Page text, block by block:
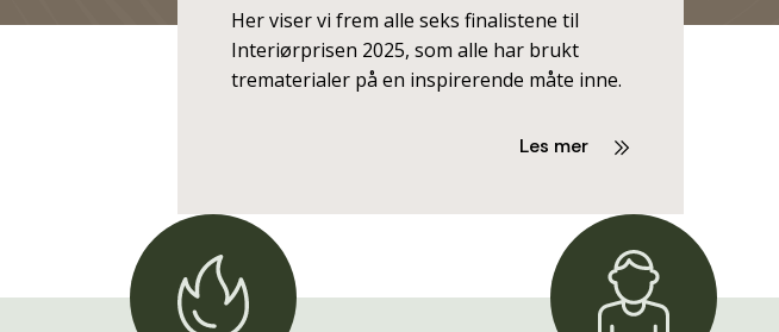
Her viser vi frem alle seks finalistene til
Interiørprisen 2025, som alle har brukt
trematerialer på en inspirerende måte inne.
Les mer